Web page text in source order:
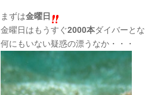
まずは金曜日
金曜日はもうすぐ2000本ダイバーと
何にもいない疑惑の漂うなか・・・